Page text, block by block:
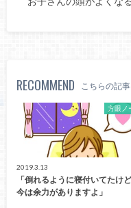
RECOMMEND こちらの記
方眼ノ
2019.3.13
「倒れるように寝付いてたけど
今は余力がありますよ」